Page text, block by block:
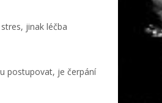
jinak léčba
postupovat, je čerpání